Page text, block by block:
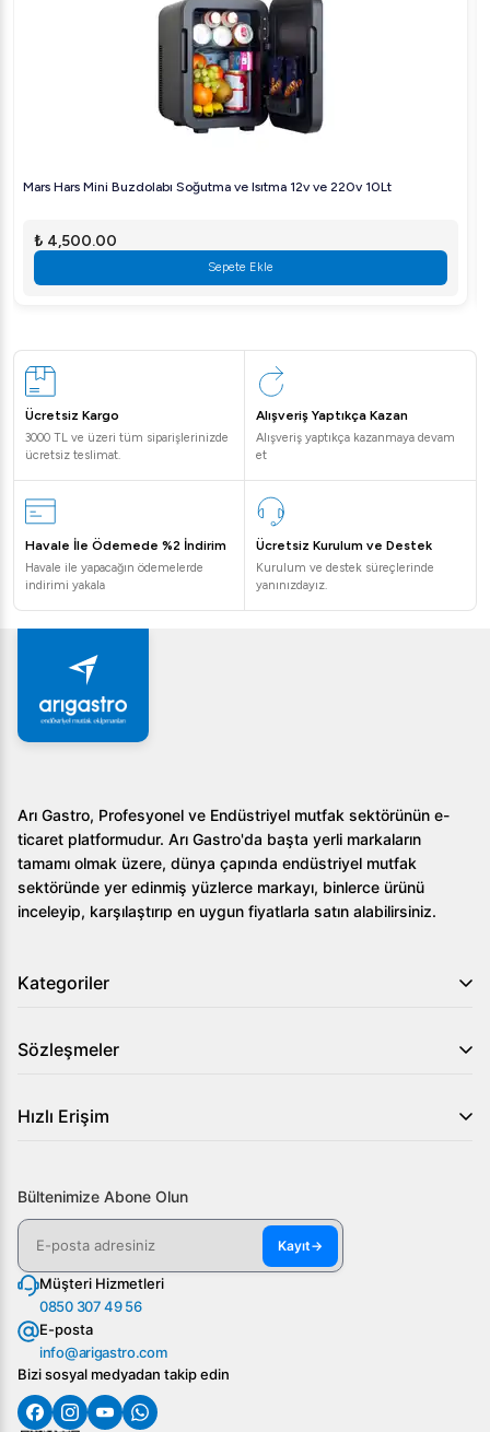
Mars Hars Mini Buzdolabı Soğutma ve Isıtma 12v ve 220v 10Lt
₺ 4,500.00
Sepete Ekle
Ücretsiz Kargo
3000 TL ve üzeri tüm siparişlerinizde
ücretsiz teslimat.
Alışveriş Yaptıkça Kazan
Alışveriş yaptıkça kazanmaya devam
et
Havale İle Ödemede %2 İndirim
Havale ile yapacağın ödemelerde
indirimi yakala
Ücretsiz Kurulum ve Destek
Kurulum ve destek süreçlerinde
yanınızdayız.
Arı Gastro, Profesyonel ve Endüstriyel mutfak sektörünün e-
ticaret platformudur. Arı Gastro'da başta yerli markaların
tamamı olmak üzere, dünya çapında endüstriyel mutfak
sektöründe yer edinmiş yüzlerce markayı, binlerce ürünü
inceleyip, karşılaştırıp en uygun fiyatlarla satın alabilirsiniz.
Kategoriler
Sözleşmeler
Hızlı Erişim
Bültenimize Abone Olun
Kayıt→
Müşteri Hizmetleri
0850 307 49 56
E-posta
info@arigastro.com
Bizi sosyal medyadan takip edin